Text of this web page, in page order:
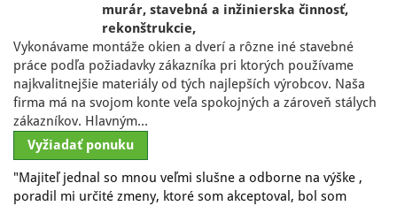
murár, stavebná a inžinierska činnosť,
rekonštrukcie,
Vykonávame montáže okien a dverí a rôzne iné stavebné
práce podľa požiadavky zákazníka pri ktorých používame
najkvalitnejšie materiály od tých najlepších výrobcov. Naša
firma má na svojom konte veľa spokojných a zároveň stálych
zákazníkov. Hlavným…
Vyžiadať ponuku
"Majiteľ jednal so mnou veľmi slušne a odborne na výške ,
poradil mi určité zmeny, ktoré som akceptoval, bol som